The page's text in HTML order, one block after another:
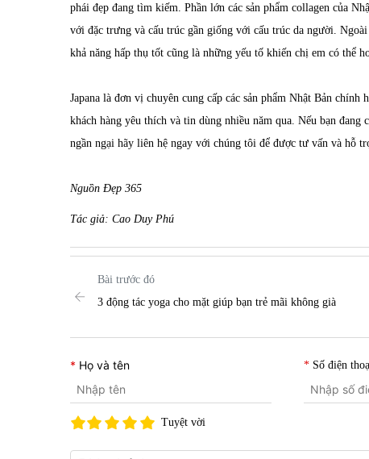
phái đẹp đang tìm kiếm. Phần lớn các sản phẩm collagen của
với đặc trưng và cấu trúc gần giống với cấu trúc da người.
khả năng hấp thụ tốt cũng là những yếu tố khiến chị em có thể
Japana là đơn vị chuyên cung cấp các sản phẩm Nhật Bản
khách hàng yêu thích và tin dùng nhiều năm qua. Nếu bạn đang
ngần ngại hãy liên hệ ngay với chúng tôi để được tư vấn và
Nguồn Đẹp 365
Tác giả: Cao Duy Phú
Bài trước đó
3 động tác yoga cho mặt giúp bạn trẻ mãi không già
Họ và tên Số điện
Tuyệt vời